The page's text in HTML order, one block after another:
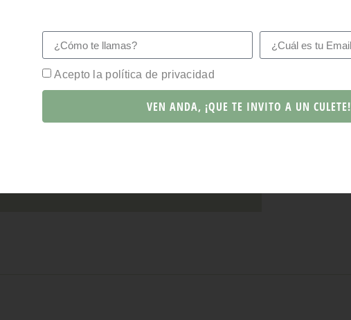
Acepto la política de privacidad
VEN ANDA, ¡QUE TE INVITO A UN CULETE!